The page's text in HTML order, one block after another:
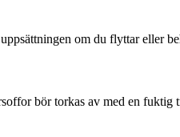
om du flyttar eller
bör torkas av med en